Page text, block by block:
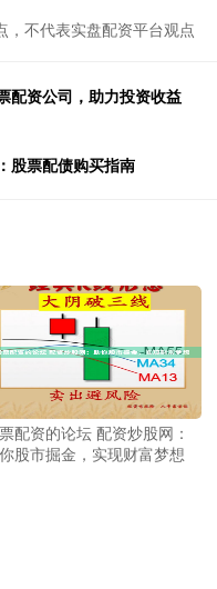
，不代表实盘配资平台观点
配资公司，助力投资收益
股票配债购买指南
配资的论坛 配资炒股网：
股市掘金，实现财富梦想